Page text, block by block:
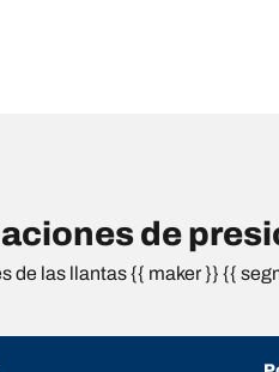
de
de las llantas {{ maker }} {{